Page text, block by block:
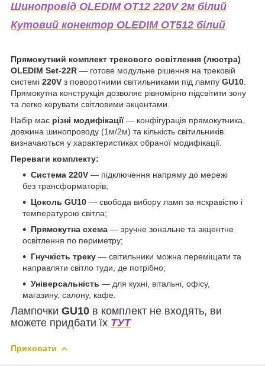
Шинопровід OLEDIM OT12 220V 2м білий
Кутовий конектор OLEDIM OT512 білий
Прямокутний комплект трекового освітлення (люстра)
OLEDIM Set-22R — готове модульне рішення на трековій
системі 220V з поворотними світильниками під лампу GU10
Прямокутна конструкція дозволяє рівномірно підсвітити зону
та легко керувати світловими акцентами.
Набір має різні модифікації— конфігурація прямокутника,
довжина шинопроводу (1м/2м) та кількість світильників
визначаються у характеристиках обраної модифікації.
Переваги комплекту:
Система 220V — підключення напряму до мережі
без трансформаторів;
Цоколь GU10 — свобода вибору ламп за яскравістю і
температурою світла;
Прямокутна схема — зручне зональне та акцентне
освітлення по периметру;
Гнучкість треку — світильники можна переміщати та
направляти світло туди, де потрібно;
Універсальність — для кухні, вітальні, офісу,
магазину, салону, кафе.
Лампочки GU10 в комплект не входять, ви
можете придбати їх ТУТ
Приховати